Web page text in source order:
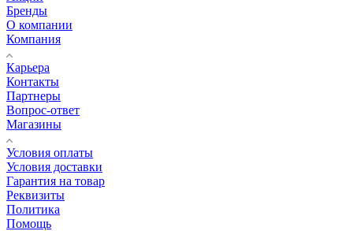
Бренды
О компании
Компания
Карьера
Контакты
Партнеры
Вопрос-ответ
Магазины
Условия оплаты
Условия доставки
Гарантия на товар
Реквизиты
Политика
Помощь